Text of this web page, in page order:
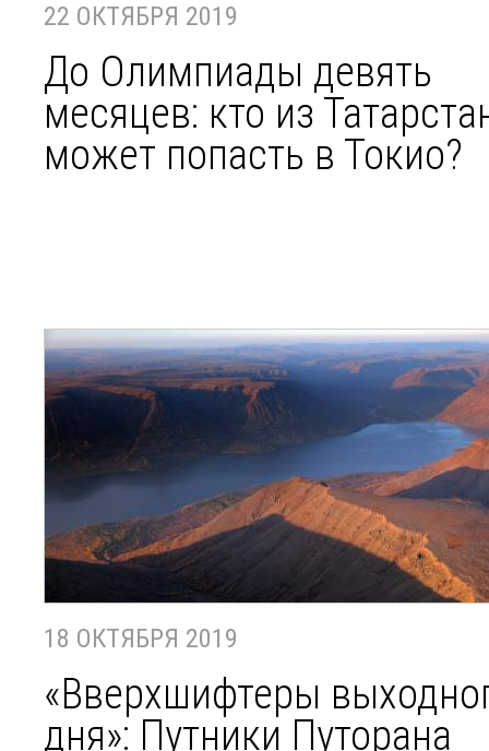
22 ОКТЯБРЯ 2019
До Олимпиады девять
месяцев: кто из
может попасть в Токио?
18 ОКТЯБРЯ 2019
«Вверхшифтеры
дня»: Путники Путорана